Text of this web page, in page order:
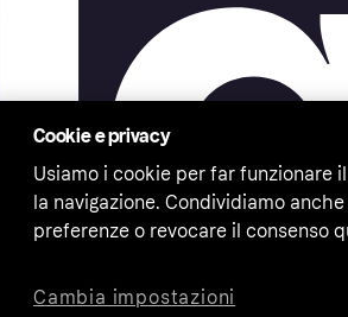
Cookie e privacy
Usiamo i cookie per far funzionare
la navigazione. Condividiamo
preferenze o revocare il consenso
Cambia impostazioni